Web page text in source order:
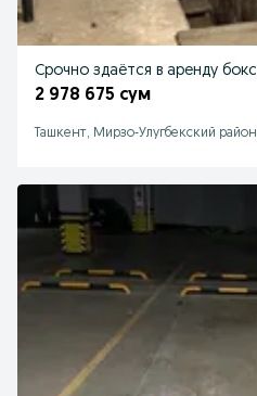
Срочно здаётся в аренду бокс
2 978 675 сум
Ташкент, Мирзо-Улугбекский район